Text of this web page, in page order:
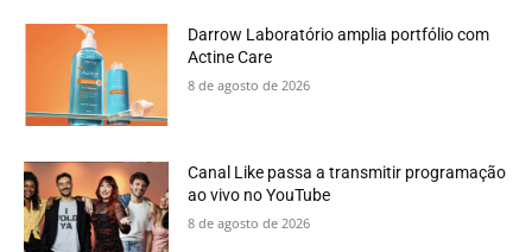
Darrow Laboratório amplia portfólio com
Actine Care
8 de agosto de 2026
Canal Like passa a transmitir programação
ao vivo no YouTube
8 de agosto de 2026